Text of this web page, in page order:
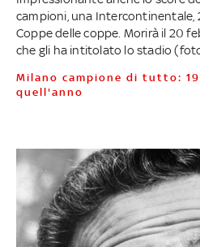
campioni, una Intercontinentale,
Coppe delle coppe. Morirà il 20
che gli ha intitolato lo stadio
Milano campione di tutto: 1963, formidabile
quell'anno